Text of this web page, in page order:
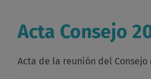
Acta Consejo
Acta de la reunión del Consejo